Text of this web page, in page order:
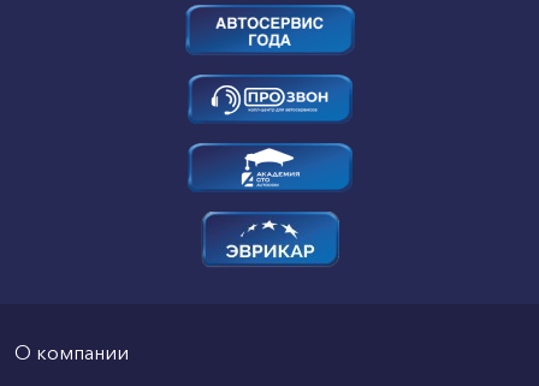
О компании